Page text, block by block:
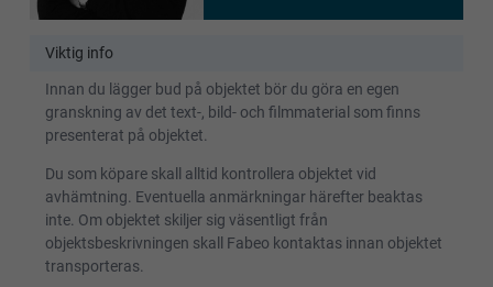
Viktig info
Innan du lägger bud på objektet bör du göra en egen
granskning av det text-, bild- och filmmaterial som finns
presenterat på objektet.
Du som köpare skall alltid kontrollera objektet vid
avhämtning. Eventuella anmärkningar härefter beaktas
inte. Om objektet skiljer sig väsentligt från
objektsbeskrivningen skall Fabeo kontaktas innan objektet
transporteras.